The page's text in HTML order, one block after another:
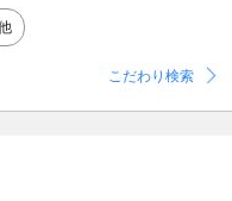
こだわり検索